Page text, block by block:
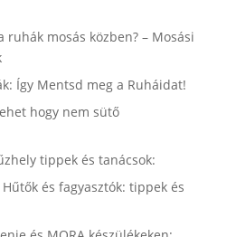
mosás közben? – Mosási
Így Mentsd meg a Ruháidat!
hogy nem sütő
tippek és tanácsok:
és fagyasztók: tippek és